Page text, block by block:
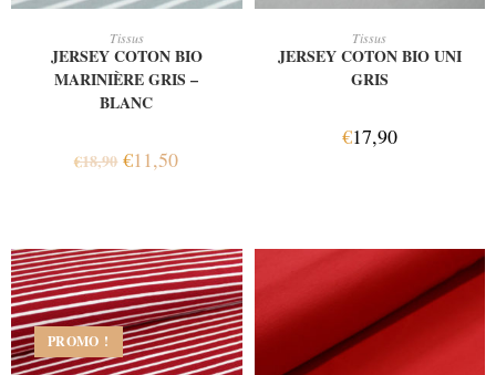
Tissus
JERSEY COTON BIO
MARINIÈRE GRIS –
BLANC
€18,90 €11,50
Tissus
JERSEY COTON BIO UNI
GRIS
€17,90
PROMO !